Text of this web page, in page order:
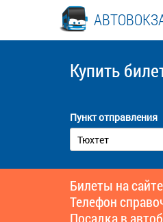
Купить
Пункт отправления
Билеты на
Телефон
Посадка в